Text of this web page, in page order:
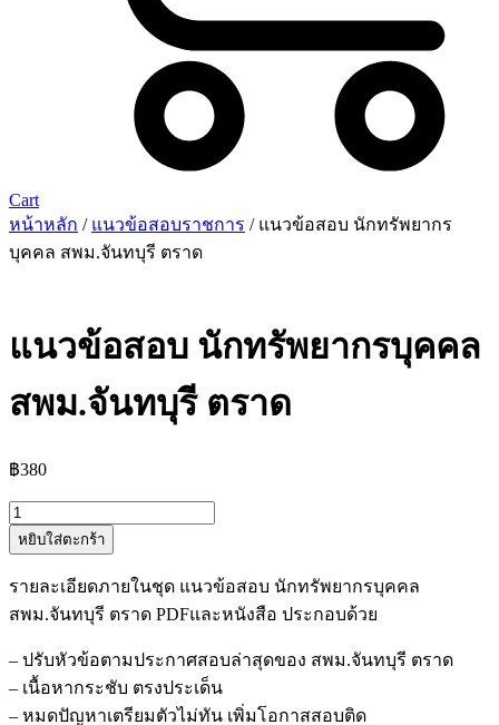
Cart
หน้าหลัก / แนวข้อสอบราชการ / แนวข้อสอบ นักทรัพยากร
บุคคล สพม.จันทบุรี ตราด
แนวข้อสอบ นักทรัพยากรบุคคล
สพม.จันทบุรี ตราด
฿380
จำนวน
แนว
นัก
ทรัพยากร
บุคคล
สพม.จันทบุรี
ตราด
หยิบใส่ตะกร้า
รายละเอียดภายในชุด แนวข้อสอบ นักทรัพยากรบุคคล
สพม.จันทบุรี ตราด PDFและหนังสือ ประกอบด้วย
– ปรับหัวข้อตามประกาศสอบล่าสุดของ สพม.จันทบุรี ตราด
– เนื้อหากระชับ ตรงประเด็น
– หมดปัญหาเตรียมตัวไม่ทัน เพิ่มโอกาสสอบติด